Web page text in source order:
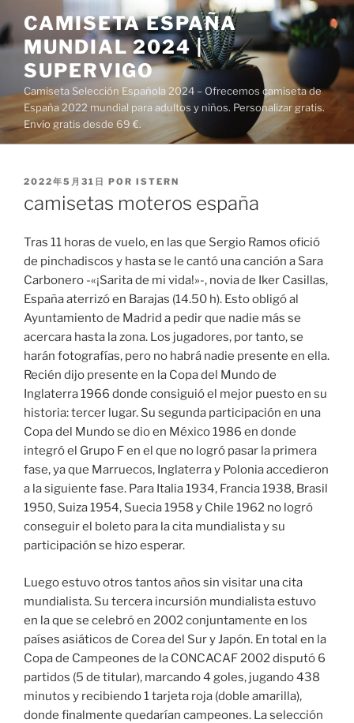
al
contenido
CAMISETA ESPAÑA
MUNDIAL 2024 |
SUPERVIGO
Camiseta Selección Española 2024 – Ofrecemos camiseta de
España 2022 mundial para adultos y niños. Personalizar gratis.
Envío gratis desde 69 €.
PUBLICADO
2022年5月31日 POR ISTERN
camisetas moteros españa
Tras 11 horas de vuelo, en las que Sergio Ramos ofició
de pinchadiscos y hasta se le cantó una canción a Sara
Carbonero -«¡Sarita de mi vida!»-, novia de Iker Casillas,
España aterrizó en Barajas (14.50 h). Esto obligó al
Ayuntamiento de Madrid a pedir que nadie más se
acercara hasta la zona. Los jugadores, por tanto, se
harán fotografías, pero no habrá nadie presente en ella.
Recién dijo presente en la Copa del Mundo de
Inglaterra 1966 donde consiguió el mejor puesto en su
historia: tercer lugar. Su segunda participación en una
Copa del Mundo se dio en México 1986 en donde
integró el Grupo F en el que no logró pasar la primera
fase, ya que Marruecos, Inglaterra y Polonia accedieron
a la siguiente fase. Para Italia 1934, Francia 1938, Brasil
1950, Suiza 1954, Suecia 1958 y Chile 1962 no logró
conseguir el boleto para la cita mundialista y su
participación se hizo esperar.
Luego estuvo otros tantos años sin visitar una cita
mundialista. Su tercera incursión mundialista estuvo
en la que se celebró en 2002 conjuntamente en los
países asiáticos de Corea del Sur y Japón. En total en la
Copa de Campeones de la CONCACAF 2002 disputó 6
partidos (5 de titular), marcando 4 goles, jugando 438
minutos y recibiendo 1 tarjeta roja (doble amarilla),
donde finalmente quedarían campeones. La selección